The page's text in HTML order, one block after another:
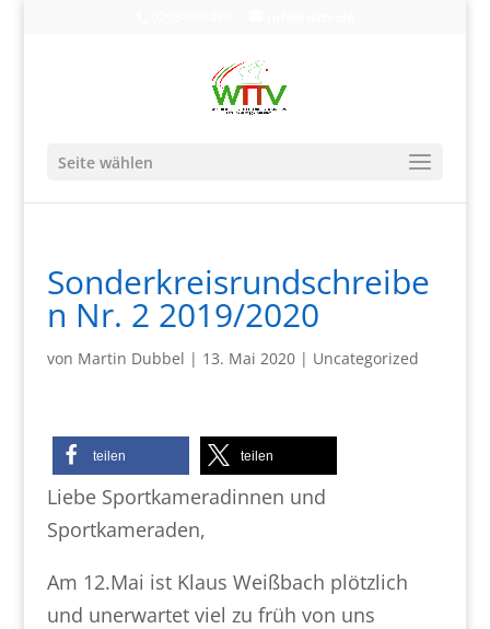
Seite wählen
Sonderkreisrundschreibe
n Nr. 2 2019/2020
von Martin Dubbel | 13. Mai 2020| Uncategorized
teilen teilen
Liebe Sportkameradinnen und
Sportkameraden,
Am 12.Mai ist Klaus Weißbach plötzlich
und unerwartet viel zu früh von uns